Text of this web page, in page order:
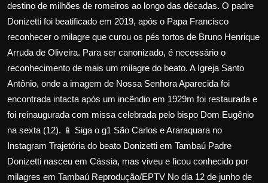
Fama e TV
FALE CONOSCO
destino de milhões de romeiros ao longo das décadas. O padre
Donizetti foi beatificado em 2019, após o Papa Francisco
reconhecer o milagre que curou os pés tortos de Bruno Henrique
Arruda de Oliveira. Para ser canonizado, é necessário o
reconhecimento de mais um milagre do beato. A Igreja Santo
Antônio, onde a imagem de Nossa Senhora Aparecida foi
encontrada intacta após um incêndio em 1929m foi restaurada e
foi reinaugurada com missa celebrada pelo bispo Dom Eugênio
na sexta (12). 📱 Siga o g1 São Carlos e Araraquara no
Instagram Trajetória do beato Donizetti em Tambaú Padre
Donizetti nasceu em Cássia, mas viveu e ficou conhecido por
milagres em Tambaú Reprodução/EPTV No dia 12 de junho de